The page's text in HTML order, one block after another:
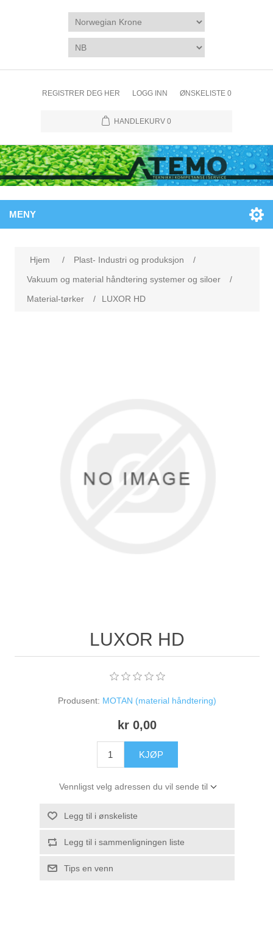
REGISTRER DEG HER LOGG INN ØNSKELISTE 0
HANDLEKURV 0
MENY
Hjem / Plast- Industri og produksjon
/
Vakuum og material håndtering systemer og siloer
/
Material-tørker
/ LUXOR HD
LUXOR HD
Produsent: MOTAN (material håndtering)
kr 0,00
KJØP
Vennligst velg adressen du vil sende til
Legg til i ønskeliste
Legg til i sammenligningen liste
Tips en venn